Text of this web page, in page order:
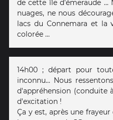
de cette île d'émeraude
nuages, ne nous
lacs du Connemara et la
colorée ...
14h00 ; départ pour
inconnu... Nous
d'appréhension (conduite
d'excitation !
Ça y est, après une